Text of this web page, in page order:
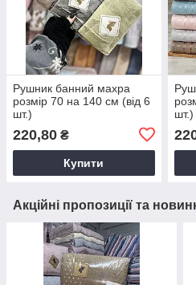
Рушник банний махра
розмір 70 на 140 см (від 6
шт.)
220,80 ₴
Купити
шт.)
Акційні пропозиції та